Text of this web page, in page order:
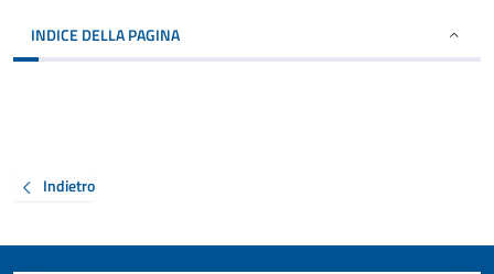
INDICE DELLA PAGINA
Indietro